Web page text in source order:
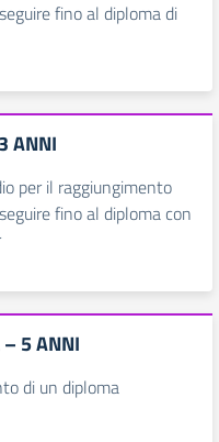
fino al diploma di
ANNI
per il raggiungimento
fino al diploma con
5 ANNI
di un diploma